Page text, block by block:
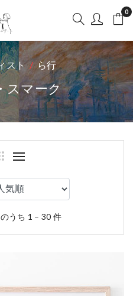
0
スト ら行
スマーク
うち 1 – 30 件